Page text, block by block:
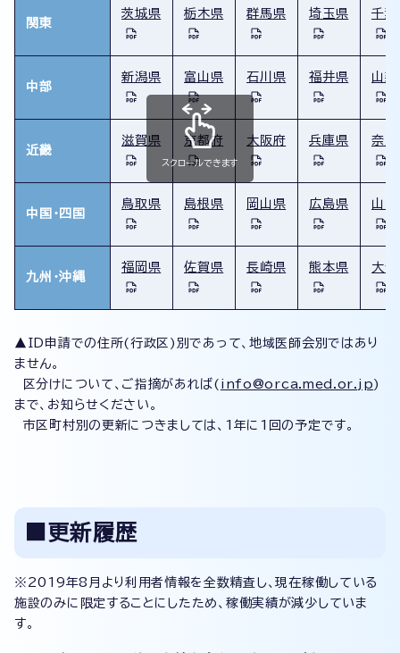
関東
茨城県 栃木県 群馬県 埼玉県 千葉
中部
新潟県 富山県 石川県 福井県 山梨
近畿
滋賀県 京都府 大阪府 兵庫県 奈良
中国・四国
鳥取県 島根県 岡山県 広島県 山口
九州・沖縄
福岡県 佐賀県 長崎県 熊本県 大分
スクロールできます
▲ID申請での住所(行政区)別であって、地域医師会別ではあり
ません。
区分けについて、ご指摘があれば( info@orca.med.or.jp )
まで、お知らせください。
市区町村別の更新につきましては、1年に1回の予定です。
■更新履歴
※2019年8月より利用者情報を全数精査し、現在稼働している
施設のみに限定することにしたため、稼働実績が減少していま
す。